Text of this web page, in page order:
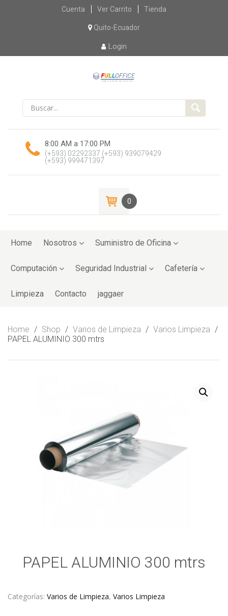
Skip
content
Cuenta Ver Carrito Tienda
Quito-Ecuador
Login
8:00 AM a 17:00 PM
(+593) 02292337 (+593) 939079429
(+593) 999471397
0
toHome Nosotros Suministro de Oficina
Computación Seguridad Industrial Cafetería
Limpieza Contacto jaggaer
Home / Shop / Varios de Limpieza / Varios Limpieza /
PAPEL ALUMINIO 300 mtrs
PAPEL ALUMINIO 300 mtrs
Categorías: Varios de Limpieza, Varios Limpieza